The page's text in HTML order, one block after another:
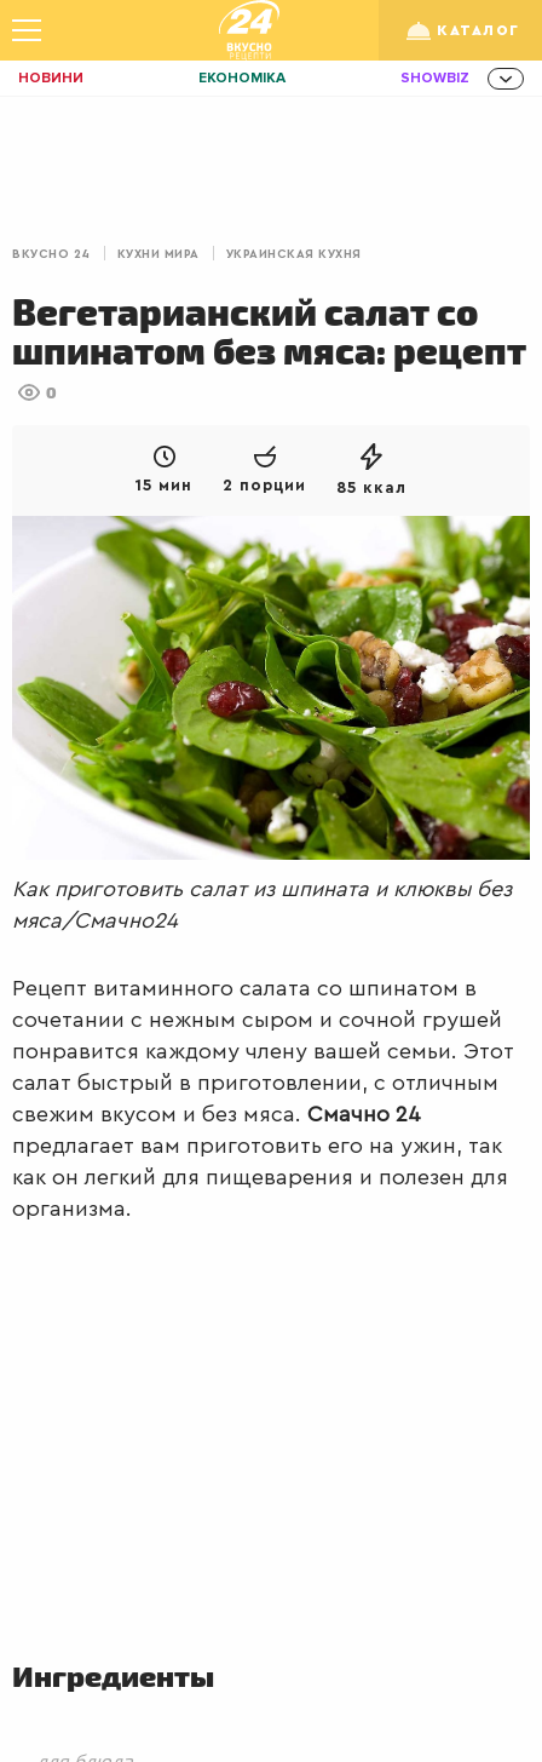
КАТАЛОГ
НОВИНИ ЕКОНОМІКА SHOWBIZ
ІДЕЇ
ІННОВАЦІЇ MEN НЕРУХОМІСТЬ
ЗБІРНА АКТИВ КОРИСНО
AUTO
КРАСА
FASHION ТРАДИЦІЇ
ВКУСНО 24 КУХНИ МИРА УКРАИНСКАЯ КУХНЯ
Вегетарианский салат со
шпинатом без мяса: рецепт
0
15 мин 2 порции 85 ккал
Как приготовить салат из шпината и клюквы без
мяса/Смачно24
Рецепт витаминного салата со шпинатом в
сочетании с нежным сыром и сочной грушей
понравится каждому члену вашей семьи. Этот
салат быстрый в приготовлении, с отличным
свежим вкусом и без мяса. Смачно 24
предлагает вам приготовить его на ужин, так
как он легкий для пищеварения и полезен для
организма.
Ингредиенты